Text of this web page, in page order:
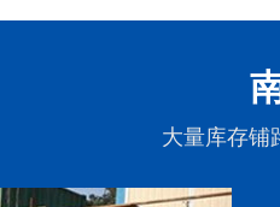
大量库存铺